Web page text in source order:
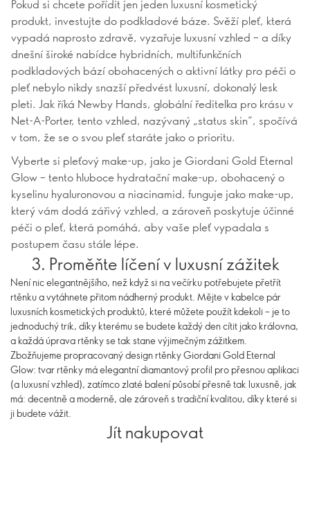
Pokud si chcete pořídit jen jeden luxusní kosmetický
produkt, investujte do podkladové báze. Svěží pleť, která
vypadá naprosto zdravě, vyzařuje luxusní vzhled – a díky
dnešní široké nabídce hybridních, multifunkčních
podkladových bází obohacených o aktivní látky pro péči o
pleť nebylo nikdy snazší předvést luxusní, dokonalý lesk
pleti. Jak říká Newby Hands, globální ředitelka pro krásu v
Net-A-Porter, tento vzhled, nazývaný „status skin“, spočívá
v tom, že se o svou pleť staráte jako o prioritu.
Vyberte si pleťový make-up, jako je Giordani Gold Eternal
Glow – tento hluboce hydratační make-up, obohacený o
kyselinu hyaluronovou a niacinamid, funguje jako make-up,
který vám dodá zářivý vzhled, a zároveň poskytuje účinné
péči o pleť, která pomáhá, aby vaše pleť vypadala s
postupem času stále lépe.
3. Proměňte líčení v luxusní zážitek
Není nic elegantnějšího, než když si na večírku potřebujete přetřít
rtěnku a vytáhnete přitom nádherný produkt. Mějte v kabelce pár
luxusních kosmetických produktů, které můžete použít kdekoli – je to
jednoduchý trik, díky kterému se budete každý den cítit jako královna,
a každá úprava rtěnky se tak stane výjimečným zážitkem.
Zbožňujeme propracovaný design rtěnky Giordani Gold Eternal
Glow: tvar rtěnky má elegantní diamantový profil pro přesnou aplikaci
(a luxusní vzhled), zatímco zlaté balení působí přesně tak luxusně, jak
má: decentně a moderně, ale zároveň s tradiční kvalitou, díky které si
ji budete vážit.
Jít nakupovat